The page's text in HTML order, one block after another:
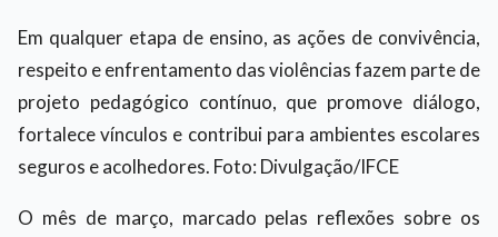
Em qualquer etapa de ensino, as ações de convivência,
respeito e enfrentamento das violências fazem parte de
projeto pedagógico contínuo, que promove diálogo,
fortalece vínculos e contribui para ambientes escolares
seguros e acolhedores. Foto: Divulgação/IFCE
O mês de março, marcado pelas reflexões sobre os